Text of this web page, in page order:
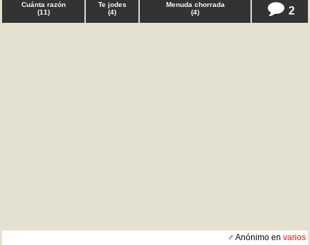
Cuánta razón
(11)
Te jodes
(4)
Menuda chorrada
(4) 2
♂ Anónimo en varios